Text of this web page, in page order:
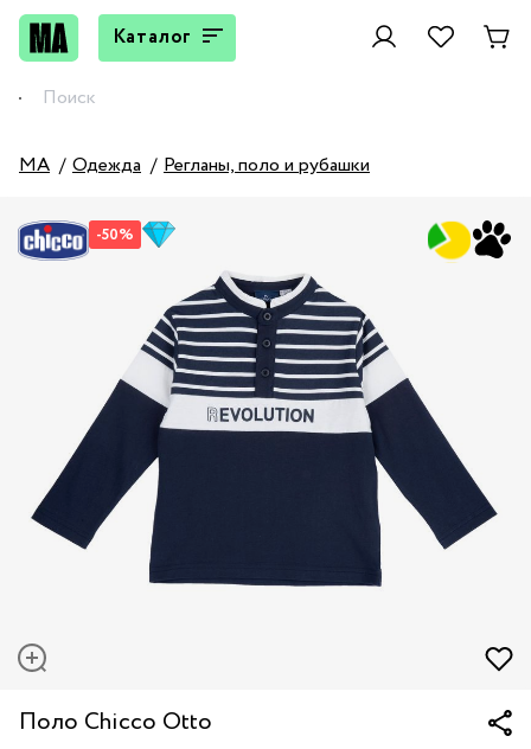
Каталог
MA Одежда Регланы, поло и рубашки
-50%
Поло Chicco Otto